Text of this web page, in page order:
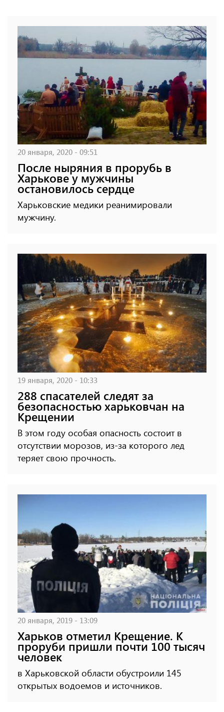
20 января, 2020 - 09:51
После ныряния в прорубь в
Харькове у мужчины
остановилось сердце
Харьковские медики реанимировали
мужчину.
19 января, 2020 - 10:33
288 спасателей следят за
безопасностью харьковчан на
Крещении
В этом году особая опасность состоит в
отсутствии морозов, из-за которого лед
теряет свою прочность.
20 января, 2019 - 13:09
Харьков отметил Крещение. К
проруби пришли почти 100 тысяч
человек
в Харьковской области обустроили 145
открытых водоемов и источников.